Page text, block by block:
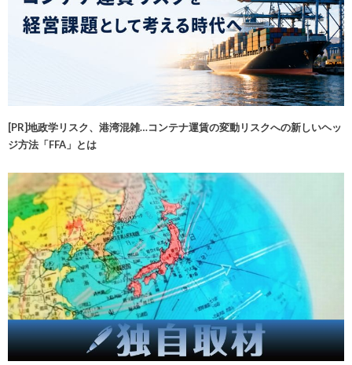
[PR]地政学リスク、港湾混雑…コンテナ運賃の変動リスクへの新しいヘッ
ジ方法「FFA」とは